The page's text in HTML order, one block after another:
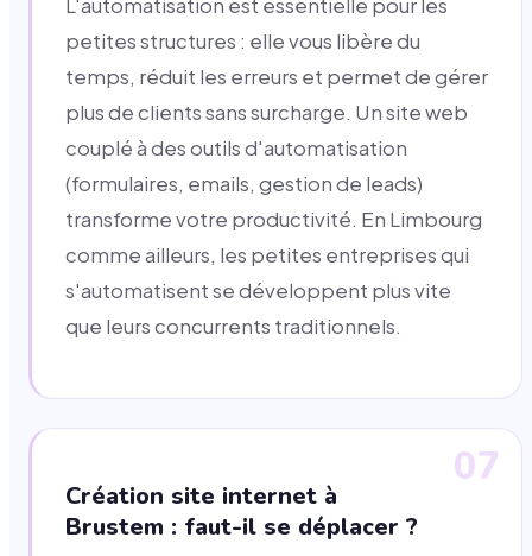
L'automatisation est essentielle pour les
petites structures : elle vous libère du
temps, réduit les erreurs et permet de gérer
plus de clients sans surcharge. Un site web
couplé à des outils d'automatisation
(formulaires, emails, gestion de leads)
transforme votre productivité. En Limbourg
comme ailleurs, les petites entreprises qui
s'automatisent se développent plus vite
que leurs concurrents traditionnels.
07
Création site internet à
Brustem : faut-il se déplacer ?